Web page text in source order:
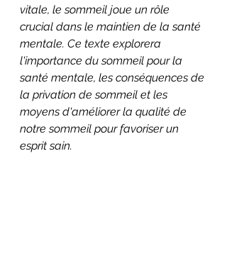
vitale, le sommeil joue un rôle
crucial dans le maintien de la santé
mentale. Ce texte explorera
l'importance du sommeil pour la
santé mentale, les conséquences de
la privation de sommeil et les
moyens d'améliorer la qualité de
notre sommeil pour favoriser un
esprit sain.